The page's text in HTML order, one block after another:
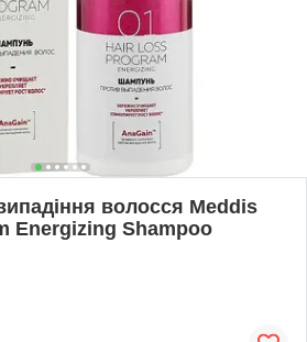
волосся Meddis
Energizing Shampoo